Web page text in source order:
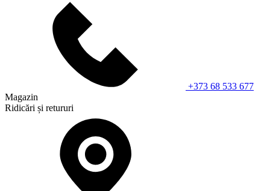
+373 68 533 677
Magazin
Ridicări și retururi